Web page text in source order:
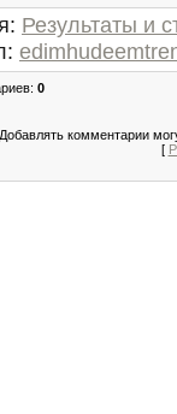
: Результаты и
:
: 0
Добавлять комментарии
[